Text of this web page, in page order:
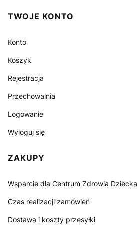
TWOJE KONTO
Konto
Koszyk
Rejestracja
Przechowalnia
Logowanie
Wyloguj się
ZAKUPY
Wsparcie dla Centrum Zdrowia Dziecka
Czas realizacji zamówień
Dostawa i koszty przesyłki